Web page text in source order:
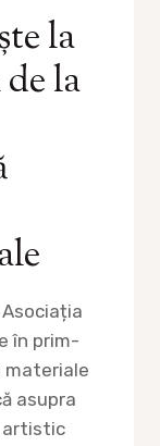
la
la
în prim-
materiale
asupra
artistic